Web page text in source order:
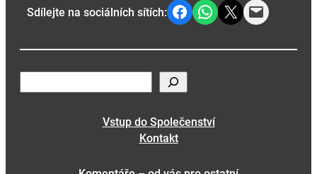
Sdílejte na sociálních sítích: Share on Facebook Share on WhatsApp Share on X Email this Page
ľ
Vstup do Společenství
Kontakt